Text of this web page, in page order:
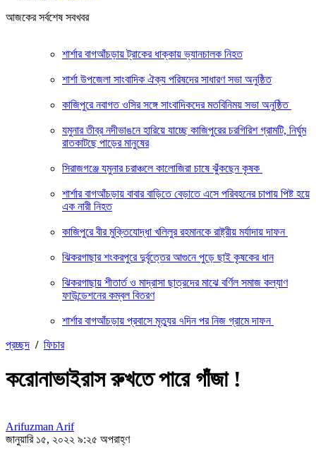
আজকের সর্বশেষ সবখবর
শার্শার বাগআঁচড়ায় ট্রাকের ধাক্কায় ভ্যানচালক নিহত
শার্শা উপজেলা সাংবাদিক ঐক্য পরিষদের সাধারণ সভা অনুষ্ঠিত
কাজিপুরে নবাগত ওসির সঙ্গে সাংবাদিকদের মতবিনিময় সভা অনুষ্ঠিত
যমুনার তীব্র নদীভাঙনে হারিয়ে যাচ্ছে কাজিপুরের চরগিরিশ গ্রামটি, নির্ঘুম
রাতকাটছে পাড়ের মানুষের
সিরাজগঞ্জে যমুনার চরাঞ্চলে কালোজিরা চাষে ঝুঁকছেন কৃষক
শার্শার বাগআঁচড়ায় বাবার বাড়িতে বেড়াতে এসে পরিবহনের চাপায় পিষ্ট হয়ে
এক নারী নিহত
কাজিপুরে বীর মুক্তিযোদ্ধা খলিলুর রহমানকে রাষ্ট্রীয় মর্যাদায় দাফন
ঝিকরগাছার শংকরপুরে দুর্বৃত্তের আগুনে পুড়ে ছাই কৃষকের ধান
ঝিকরগাছায় শীতার্ত ও মাদ্রাসা ছাত্রদের মাঝে বর্ণিল সমাজ কল্যাণ
ফাউন্ডেশনের কম্বল বিতরণ
শার্শার বাগআঁচড়ায় প্রবাসে মৃত্যুর ৭দিন পর নিজ গ্রামে দাফন
প্রচ্ছদ / ফিচার
করোনাভাইরাস রুখতে পারে গাঁজা !
Arifuzman Arif
জানুয়ারি ১৫, ২০২২ ৯:২৫ অপরাহ্ণ